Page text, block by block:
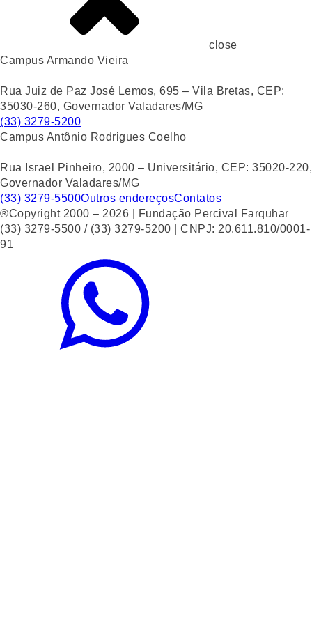
close
Campus Armando Vieira
Rua Juiz de Paz José Lemos, 695 – Vila Bretas, CEP:
35030-260, Governador Valadares/MG
(33) 3279-5200
Campus Antônio Rodrigues Coelho
Rua Israel Pinheiro, 2000 – Universitário, CEP: 35020-220,
Governador Valadares/MG
(33) 3279-5500Outros endereçosContatos
®Copyright 2000 – 2026 | Fundação Percival Farquhar
(33) 3279-5500 / (33) 3279-5200 | CNPJ: 20.611.810/0001-
91